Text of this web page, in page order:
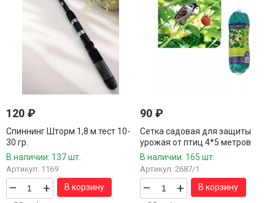
120 ₽
Спиннинг Шторм 1,8 м.тест 10-
30 гр.
В наличии: 137 шт.
Артикул: 1169
– + В корзину
90₽
Сетка садовая для защиты
урожая от птиц 4*5 метров
В наличии: 165 шт.
Артикул: 2687/1
– + В корзину